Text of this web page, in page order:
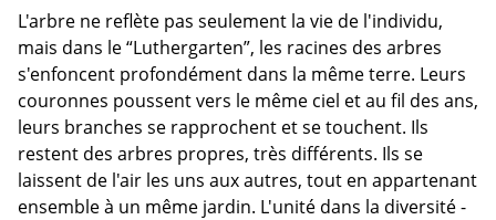
L'arbre ne reflète pas seulement la vie de l'individu,
mais dans le “Luthergarten”, les racines des arbres
s'enfoncent profondément dans la même terre. Leurs
couronnes poussent vers le même ciel et au fil des ans,
leurs branches se rapprochent et se touchent. Ils
restent des arbres propres, très différents. Ils se
laissent de l'air les uns aux autres, tout en appartenant
ensemble à un même jardin. L'unité dans la diversité -